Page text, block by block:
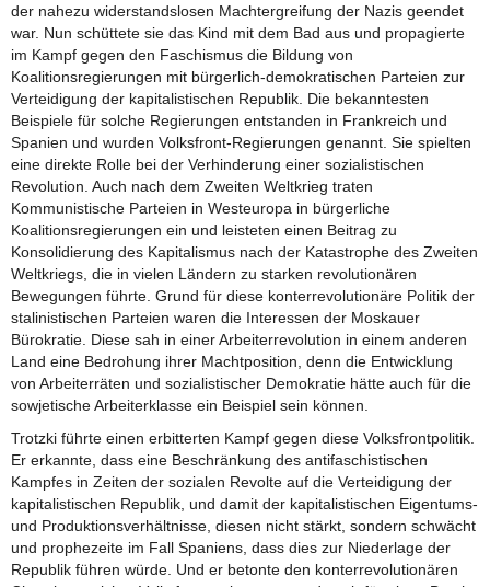
der nahezu widerstandslosen Machtergreifung der Nazis geendet
war. Nun schüttete sie das Kind mit dem Bad aus und propagierte
im Kampf gegen den Faschismus die Bildung von
Koalitionsregierungen mit bürgerlich-demokratischen Parteien zur
Verteidigung der kapitalistischen Republik. Die bekanntesten
Beispiele für solche Regierungen entstanden in Frankreich und
Spanien und wurden Volksfront-Regierungen genannt. Sie spielten
eine direkte Rolle bei der Verhinderung einer sozialistischen
Revolution. Auch nach dem Zweiten Weltkrieg traten
Kommunistische Parteien in Westeuropa in bürgerliche
Koalitionsregierungen ein und leisteten einen Beitrag zu
Konsolidierung des Kapitalismus nach der Katastrophe des Zweiten
Weltkriegs, die in vielen Ländern zu starken revolutionären
Bewegungen führte. Grund für diese konterrevolutionäre Politik der
stalinistischen Parteien waren die Interessen der Moskauer
Bürokratie. Diese sah in einer Arbeiterrevolution in einem anderen
Land eine Bedrohung ihrer Machtposition, denn die Entwicklung
von Arbeiterräten und sozialistischer Demokratie hätte auch für die
sowjetische Arbeiterklasse ein Beispiel sein können.
Trotzki führte einen erbitterten Kampf gegen diese Volksfrontpolitik.
Er erkannte, dass eine Beschränkung des antifaschistischen
Kampfes in Zeiten der sozialen Revolte auf die Verteidigung der
kapitalistischen Republik, und damit der kapitalistischen Eigentums-
und Produktionsverhältnisse, diesen nicht stärkt, sondern schwächt
und prophezeite im Fall Spaniens, dass dies zur Niederlage der
Republik führen würde. Und er betonte den konterrevolutionären